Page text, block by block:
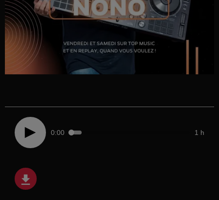
0:00 1 h